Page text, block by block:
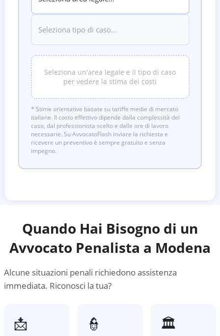
Seleziona un'area legale e il tipo di caso
per vedere la stima dei costi
* Stime orientative basate su tariffe medie di mercato
italiane. Il costo effettivo dipende dalla complessità del
caso, dal professionista scelto e dalle ore di lavoro
necessarie. Su AvvocatoFlash inviare la richiesta e
ricevere un preventivo è sempre gratuito e senza
impegno.
Quando Hai Bisogno di un
Avvocato Penalista a Modena
Alcune situazioni penali richiedono assistenza
immediata. Riconosci la tua?
📩 👮 🏛️